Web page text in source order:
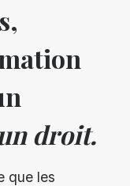
droit.
que les